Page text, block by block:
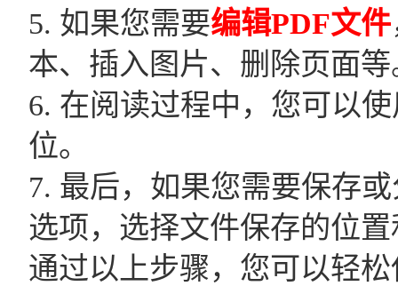
5. 如果您需要编辑PDF文件
本、插入图片、删除页面等
6. 在阅读过程中，您可以
位。
7. 最后，如果您需要保存
选项，选择文件保存的位
通过以上步骤，您可以轻